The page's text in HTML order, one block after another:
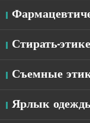
Стирать-
Съемные
Ярлык